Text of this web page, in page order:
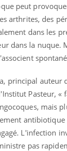
peut
arthrites, des
dans les
dans la nuque.
principal auteur
Pasteur,
mais
L'infection
pas